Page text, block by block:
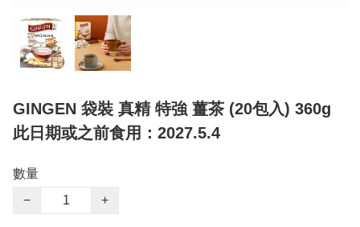
GINGEN 袋裝 真精 特強 薑茶 (20包入) 360g
此日期或之前食用：2027.5.4
數量
−
+